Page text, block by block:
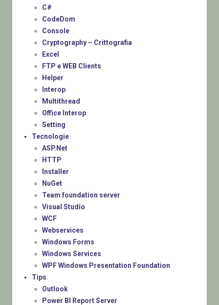
C#
CodeDom
Console
Cryptography – Crittografia
Excel
FTP e WEB Clients
Helper
Interop
Multithread
Office Interop
Setting
Tecnologie
ASP.Net
HTTP
Installer
NuGet
Team foundation server
Visual Studio
WCF
Webservices
Windows Forms
Windows Services
WPF Windows Presentation Foundation
Tips
Outlook
Power BI Report Server